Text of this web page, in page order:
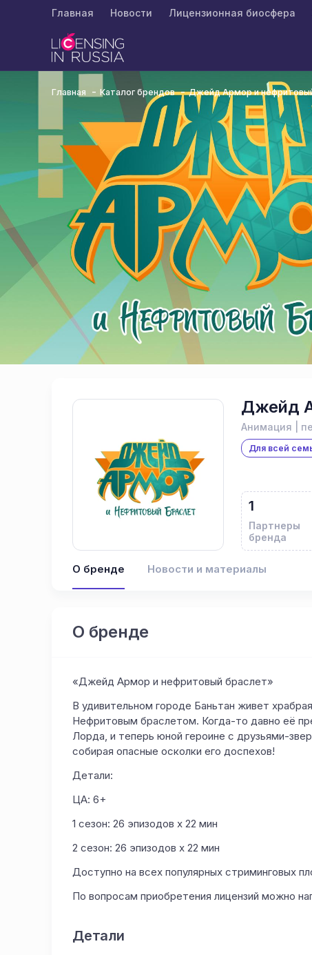
Главная Новости Лицензионная биосфера
Главная Каталог брендов Джейд Армор и
Джейд
Анимация |
Для всей
1
Партнеры
бренда
О бренде Новости и материалы
О бренде
«Джейд Армор и нефритовый браслет»
В удивительном городе Баньтан живет
Нефритовым браслетом. Когда-то давно её
Лорда, и теперь юной героине с друзьями-
собирая опасные осколки его доспехов!
Детали:
ЦА: 6+
1 сезон: 26 эпизодов х 22 мин
2 сезон: 26 эпизодов х 22 мин
Доступно на всех популярных стриминговых
По вопросам приобретения лицензий можно
Детали